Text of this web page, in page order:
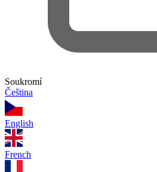
Soukromí
Čeština
English
French